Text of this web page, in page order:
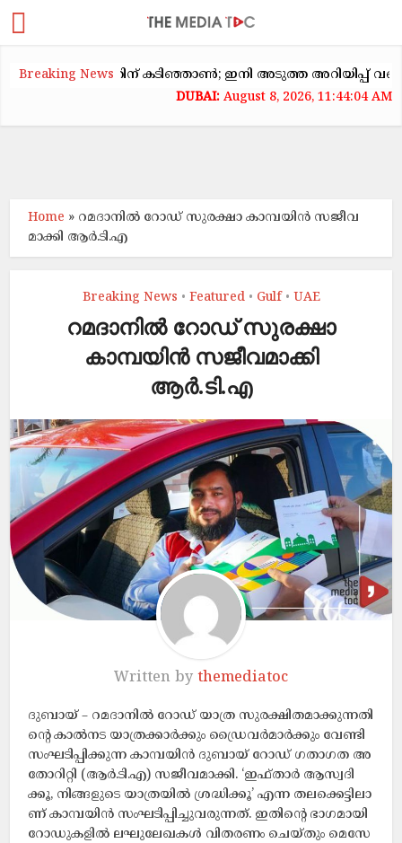
Breaking Newsകടിഞ്ഞാൺ; ഇനി അടുത്ത അറിയിപ്പ് വരെ
August 8, 2026, 11:44:04 AM
Home » റമദാനിൽ റോ​ഡ്​ സുരക്ഷാ കാ​മ്പ​യി​ൻ സ​ജീ​വ​
മാ​ക്കി ആ​ർ.​ടി.​എ
Breaking News • Featured • Gulf • UAE
റമദാനിൽ റോ​ഡ്​ സുരക്ഷാ
കാ​മ്പ​യി​ൻ സ​ജീ​വ​മാ​ക്കി
ആ​ർ.​ടി.​എ
Written by themediatoc
ദുബായ് – റ​മ​ദാ​നി​ൽ റോ​ഡ്​ യാ​ത്ര സു​ര​ക്ഷി​ത​മാ​ക്കു​ന്ന​തി​
ന്റെ കാ​ൽ​ന​ട യാ​ത്ര​ക്കാ​ർ​ക്കും ഡ്രൈ​വ​ർ​മാ​ർ​ക്കും വേണ്ടി
സംഘടിപ്പിക്കുന്ന കാ​മ്പ​യി​ൻ ദുബായ് റോ​ഡ്​ ഗ​താ​ഗ​ത അ​
തോ​റി​റ്റി (​ആ​ർ.​ടി.​എ) സ​ജീ​വ​മാ​ക്കി. ‘ഇ​ഫ്താ​ർ ആ​സ്വ​ദി​
ക്കൂ, നി​ങ്ങ​ളു​ടെ യാ​ത്ര​യി​ൽ ശ്ര​ദ്ധി​ക്കൂ’ എ​ന്ന ത​ല​ക്കെ​ട്ടി​ലാ​
ണ്​ കാ​മ്പ​യി​ൻ സം​ഘ​ടി​പ്പി​ച്ചു​വ​രു​ന്ന​ത്. ഇതിന്റെ ഭാഗമായി
റോ​ഡു​ക​ളി​ൽ ല​ഘു​ലേ​ഖ​ക​ൾ വി​ത​ര​ണം ചെ​യ്തും മെ​സേ​